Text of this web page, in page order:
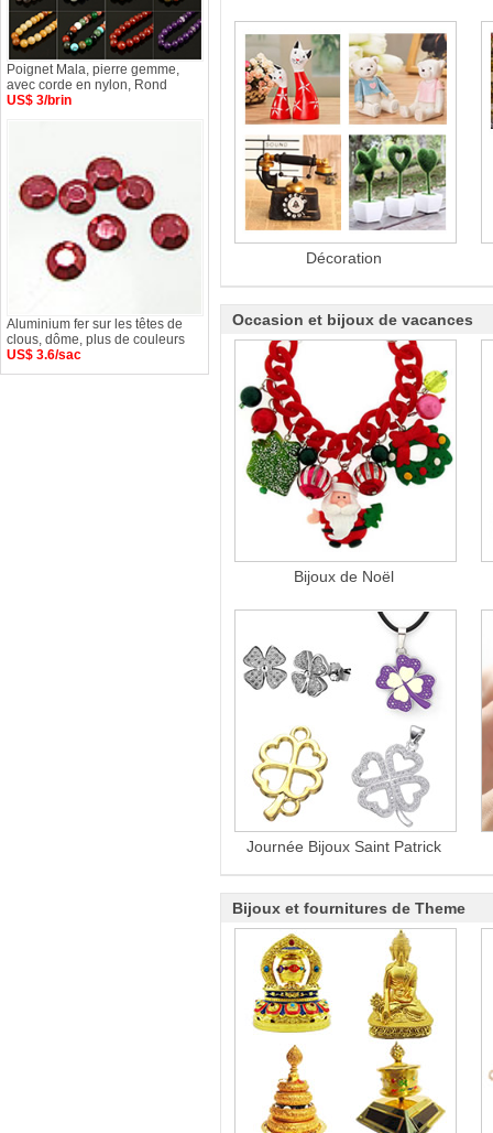
Décoration
Occasion et bijoux de vacances
Bijoux de Noël
Journée Bijoux Saint Patrick
Bijoux et fournitures de Theme
Poignet Mala, pierre gemme,
avec corde en nylon, Rond
US$ 3/brin
Aluminium fer sur les têtes de
clous, dôme, plus de couleurs
US$ 3.6/sac